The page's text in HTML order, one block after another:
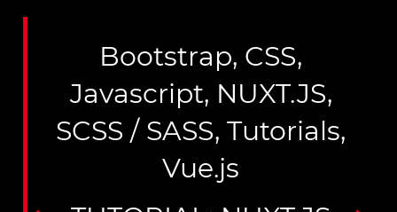
Bootstrap, CSS,
Javascript, NUXT.JS,
SCSS / SASS, Tutorials,
Vue.js